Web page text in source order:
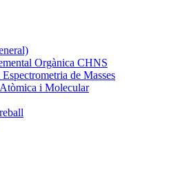
Orgànica CHNS
de Masses
i Molecular